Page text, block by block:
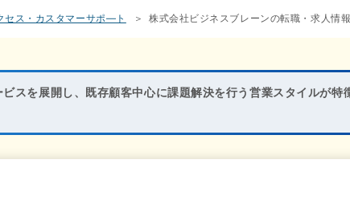
セス・カスタマーサポ―ト 株式会社ビジネスブレーンの転職・求人情
スを展開し、既存顧客中心に課題解決を行う営業スタイルが